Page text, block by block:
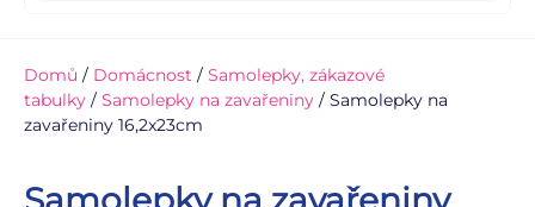
Domů / Domácnost / Samolepky, zákazové
tabulky / Samolepky na zavařeniny / Samolepky na
zavařeniny 16,2x23cm